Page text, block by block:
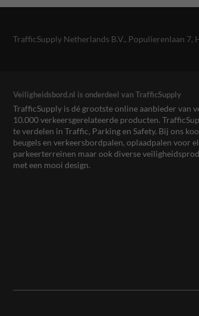
TrafficSupply Netherlands B.V., Populierenlaan 7,
Veiligheidsbord.nl is onderdeel van TrafficSupply
TrafficSupply is dé grootste online aanbieder van
10.000 verkeersgerelateerde producten.
te verdelen in Traffic, Parking en Safety. Bij ons
beugels en verkeersbordpalen, oplaadpalen voor
parkeerterreinen maar ook diverse
met een mooi design.